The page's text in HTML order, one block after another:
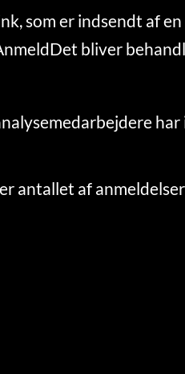
som er indsendt af
bliver
antallet af